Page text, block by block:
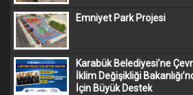
Emniyet Park Projesi
Karabük Belediyesi’ne
İklim Değişikliği
İçin Büyük Destek